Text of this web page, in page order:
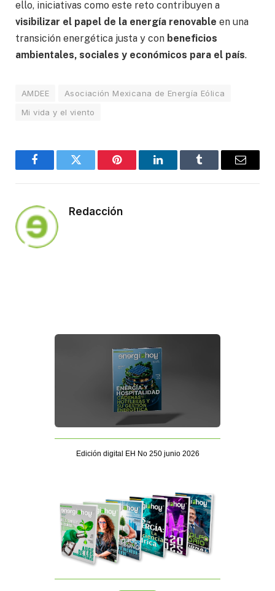
ello, iniciativas como este reto contribuyen a
visibilizar el papel de la energía renovable en una
transición energética justa y con beneficios
ambientales, sociales y económicos para el país.
AMDEE
Asociación Mexicana de Energía Eólica
Mi vida y el viento
FacebookTwitter Pinterest LinkedInTumblr Email
Redacción
Edición digital EH No 250 junio 2026